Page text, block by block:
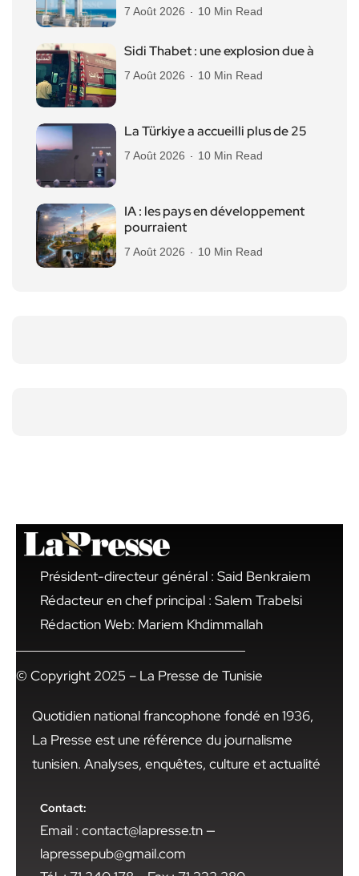
7 Août 2026 10 Min Read
Sidi Thabet : une explosion due à
7 Août 2026 10 Min Read
La Türkiye a accueilli plus de 25
7 Août 2026 10 Min Read
IA : les pays en développement
pourraient
7 Août 2026 10 Min Read
Président-directeur général : Said Benkraiem
Rédacteur en chef principal : Salem Trabelsi
Rédaction Web: Mariem Khdimmallah
© Copyright 2025 – La Presse de Tunisie
Quotidien national francophone fondé en 1936,
La Presse est une référence du journalisme
tunisien. Analyses, enquêtes, culture et actualité
Contact:
Email : contact@lapresse.tn —
lapressepub@gmail.com